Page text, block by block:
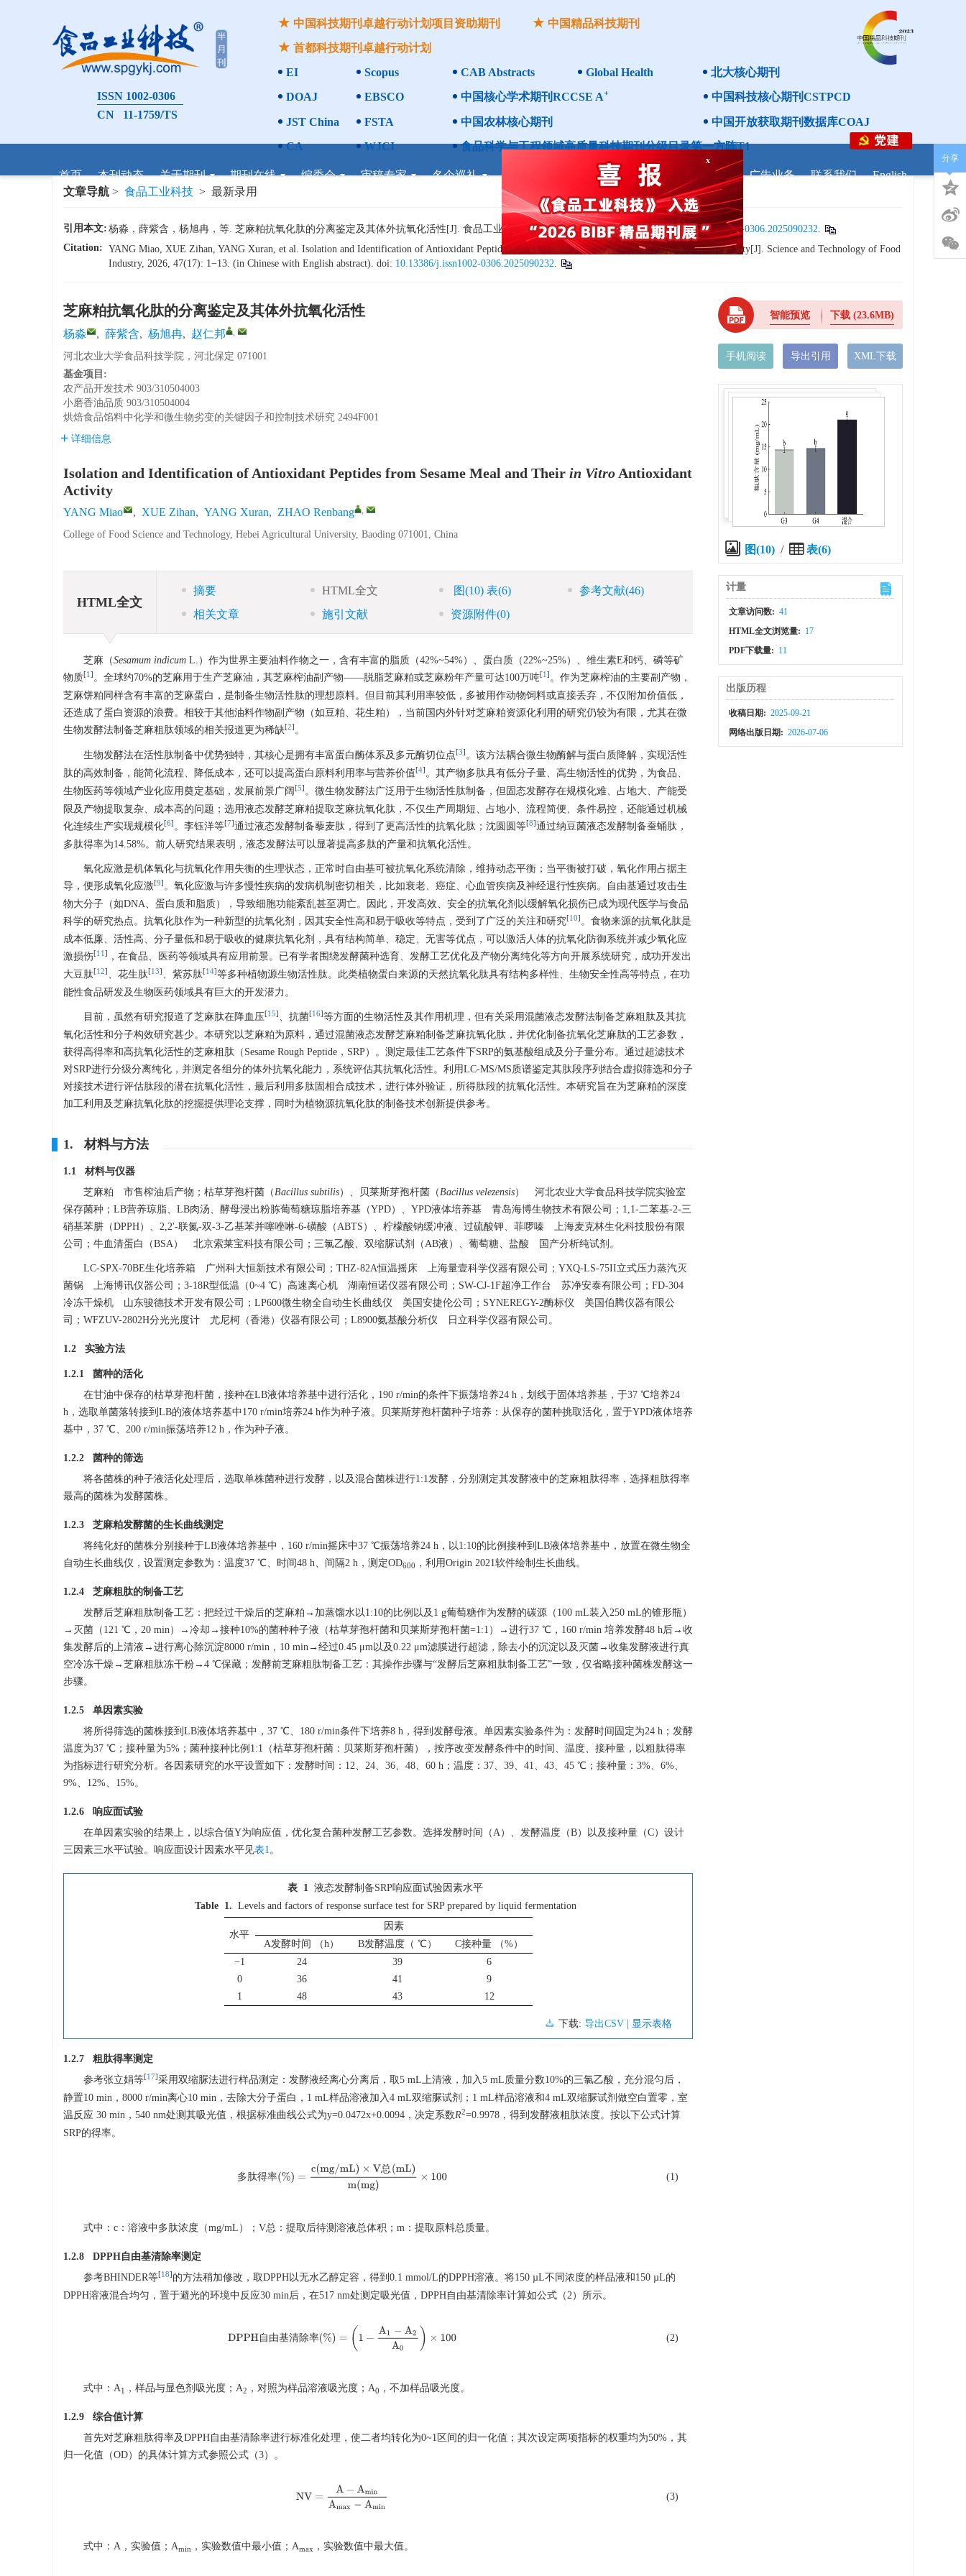
ISSN 1002-0306
CN 11-1759/TS
中国科技期刊卓越行动计划项目资助期刊
中国精品科技期刊
首都科技期刊卓越行动计划
EI
Scopus CAB Abstracts Global Health
北大核心期刊
DOAJ
EBSCO 中国核心学术期刊RCCSE A+ 中国科技核心期刊CSTPCD
JST China FSTA 中国农林核心期刊
中国开放获取期刊数据库COAJ
CA
WJCI 食品科学与工程领域高质量科技期刊分级目录第一方阵T1
首页 本刊动态 关于期刊 期刊在线 编委会 审稿专家 名企巡礼 论坛专题 考研调剂 学者之家 广告业务 联系我们
English
文章导航 > 食品工业科技 > 最新录用
引用本文: 杨淼，薛紫含，杨旭冉，等. 芝麻粕抗氧化肽的分离鉴定及其体外抗氧化活性[J]. 食品工业科技，2026，47（17）：1−13. doi:10.13386/j.issn1002-0306.2025090232.
Citation: YANG Miao, XUE Zihan, YANG Xuran, et al. Isolation and Identification of Antioxidant Peptides from Sesame Meal and Theirin VitroAntioxidant Activity[J]. Science and Technology of Food
Industry, 2026, 47(17): 1−13. (in Chinese with English abstract). doi: 10.13386/j.issn1002-0306.2025090232.
芝麻粕抗氧化肽的分离鉴定及其体外抗氧化活性
杨淼 , 薛紫含, 杨旭冉, 赵仁邦 ,
河北农业大学食品科技学院，河北保定 071001
基金项目:
农产品开发技术 903/310504003
小磨香油品质 903/310504004
烘焙食品馅料中化学和微生物劣变的关键因子和控制技术研究 2494F001
详细信息
Isolation and Identification of Antioxidant Peptides from Sesame Meal and Their in Vitro Antioxidant
Activity
YANG Miao , XUE Zihan, YANG Xuran, ZHAO Renbang ,
College of Food Science and Technology, Hebei Agricultural University, Baoding 071001, China
HTML全文
摘要 HTML全文 图(10) 表(6) 参考文献(46)
相关文章
施引文献 资源附件(0)
芝麻（Sesamum indicum L.）作为世界主要油料作物之一，含有丰富的脂质（42%~54%）、蛋白质（22%~25%）、维生素E和钙、磷等矿
物质[1 ] 。全球约70%的芝麻用于生产芝麻油，其芝麻榨油副产物——脱脂芝麻粕或芝麻粉年产量可达100万吨[1 ] 。作为芝麻榨油的主要副产物，
芝麻饼粕同样含有丰富的芝麻蛋白，是制备生物活性肽的理想原料。但目前其利用率较低，多被用作动物饲料或直接丢弃，不仅附加价值低，
还造成了蛋白资源的浪费。相较于其他油料作物副产物（如豆粕、花生粕），当前国内外针对芝麻粕资源化利用的研究仍较为有限，尤其在微
生物发酵法制备芝麻粗肽领域的相关报道更为稀缺[2] 。
生物发酵法在活性肽制备中优势独特，其核心是拥有丰富蛋白酶体系及多元酶切位点[3] 。该方法耦合微生物酶解与蛋白质降解，实现活性
肽的高效制备，能简化流程、降低成本，还可以提高蛋白原料利用率与营养价值[4] 。其产物多肽具有低分子量、高生物活性的优势，为食品、
生物医药等领域产业化应用奠定基础，发展前景广阔 [5] 。微生物发酵法广泛用于生物活性肽制备，但固态发酵存在规模化难、占地大、产能受
限及产物提取复杂、成本高的问题；选用液态发酵芝麻粕提取芝麻抗氧化肽，不仅生产周期短、占地小、流程简便、条件易控，还能通过机械
化连续生产实现规模化[6] 。李钰洋等[7]通过液态发酵制备藜麦肽，得到了更高活性的抗氧化肽；沈圆圆等[8]通过纳豆菌液态发酵制备蚕蛹肽，
多肽得率为14.58%。前人研究结果表明，液态发酵法可以显著提高多肽的产量和抗氧化活性。
氧化应激是机体氧化与抗氧化作用失衡的生理状态，正常时自由基可被抗氧化系统清除，维持动态平衡；当平衡被打破，氧化作用占据主
导，便形成氧化应激[9] 。氧化应激与许多慢性疾病的发病机制密切相关，比如衰老、癌症、心血管疾病及神经退行性疾病。自由基通过攻击生
物大分子（如DNA、蛋白质和脂质），导致细胞功能紊乱甚至凋亡。因此，开发高效、安全的抗氧化剂以缓解氧化损伤已成为现代医学与食品
科学的研究热点。抗氧化肽作为一种新型的抗氧化剂，因其安全性高和易于吸收等特点，受到了广泛的关注和研究[10] 。食物来源的抗氧化肽是
成本低廉、活性高、分子量低和易于吸收的健康抗氧化剂，具有结构简单、稳定、无害等优点，可以激活人体的抗氧化防御系统并减少氧化应
激损伤[11 ]
，在食品、医药等领域具有应用前景。已有学者围绕发酵菌种选育、发酵工艺优化及产物分离纯化等方向开展系统研究，成功开发出
大豆肽[12] 、花生肽[13] 、紫苏肽[14]等多种植物源生物活性肽。此类植物蛋白来源的天然抗氧化肽具有结构多样性、生物安全性高等特点，在功
能性食品研发及生物医药领域具有巨大的开发潜力。
目前，虽然有研究报道了芝麻肽在降血压[15] 、抗菌[16]等方面的生物活性及其作用机理，但有关采用混菌液态发酵法制备芝麻粗肽及其抗
氧化活性和分子构效研究甚少。本研究以芝麻粕为原料，通过混菌液态发酵芝麻粕制备芝麻抗氧化肽，并优化制备抗氧化芝麻肽的工艺参数，
获得高得率和高抗氧化活性的芝麻粗肽（Sesame Rough Peptide，SRP）。测定最佳工艺条件下SRP的氨基酸组成及分子量分布。通过超滤技术
对SRP进行分级分离纯化，并测定各组分的体外抗氧化能力，系统评估其抗氧化活性。利用LC-MS/MS质谱鉴定其肽段序列结合虚拟筛选和分子
对接技术进行评估肽段的潜在抗氧化活性，最后利用多肽固相合成技术，进行体外验证，所得肽段的抗氧化活性。本研究旨在为芝麻粕的深度
加工利用及芝麻抗氧化肽的挖掘提供理论支撑，同时为植物源抗氧化肽的制备技术创新提供参考。
1. 材料与方法
1.1 材料与仪器
芝麻粕 市售榨油后产物；枯草芽孢杆菌（Bacillus subtilis）、贝莱斯芽孢杆菌（Bacillus velezensis） 河北农业大学食品科技学院实验室
保存菌种；LB营养琼脂、LB肉汤、酵母浸出粉胨葡萄糖琼脂培养基（YPD）、YPD液体培养基 青岛海博生物技术有限公司；1,1-二苯基-2-三
硝基苯肼（DPPH）、2,2'-联氮-双-3-乙基苯并噻唑啉-6-磺酸（ABTS）、柠檬酸钠缓冲液、过硫酸钾、菲啰嗪 上海麦克林生化科技股份有限
公司；牛血清蛋白（BSA） 北京索莱宝科技有限公司；三氯乙酸、双缩脲试剂（AB液）、葡萄糖、盐酸 国产分析纯试剂。
LC-SPX-70BE生化培养箱 广州科大恒新技术有限公司；THZ-82A恒温摇床 上海量壹科学仪器有限公司；YXQ-LS-75II立式压力蒸汽灭
菌锅 上海博讯仪器公司；3-18R型低温（0~4 ℃）高速离心机 湖南恒诺仪器有限公司；SW-CJ-1F超净工作台 苏净安泰有限公司；FD-304
冷冻干燥机 山东骏德技术开发有限公司；LP600微生物全自动生长曲线仪 美国安捷伦公司；SYNEREGY-2酶标仪 美国伯腾仪器有限公
司；WFZUV-2802H分光光度计 尤尼柯（香港）仪器有限公司；L8900氨基酸分析仪 日立科学仪器有限公司。
1.2 实验方法
1.2.1 菌种的活化
在甘油中保存的枯草芽孢杆菌，接种在LB液体培养基中进行活化，190 r/min的条件下振荡培养24 h，划线于固体培养基，于37 ℃培养24
h，选取单菌落转接到LB的液体培养基中170 r/min培养24 h作为种子液。贝莱斯芽孢杆菌种子培养：从保存的菌种挑取活化，置于YPD液体培养
基中，37 ℃、200 r/min振荡培养12 h，作为种子液。
1.2.2 菌种的筛选
将各菌株的种子液活化处理后，选取单株菌种进行发酵，以及混合菌株进行1:1发酵，分别测定其发酵液中的芝麻粗肽得率，选择粗肽得率
最高的菌株为发酵菌株。
1.2.3 芝麻粕发酵菌的生长曲线测定
将纯化好的菌株分别接种于LB液体培养基中，160 r/min摇床中37 ℃振荡培养24 h，以1:10的比例接种到LB液体培养基中，放置在微生物全
自动生长曲线仪，设置测定参数为：温度37 ℃、时间48 h、间隔2 h，测定OD600 ，利用Origin 2021软件绘制生长曲线。
1.2.4 芝麻粗肽的制备工艺
发酵后芝麻粗肽制备工艺：把经过干燥后的芝麻粕→加蒸馏水以1:10的比例以及1 g葡萄糖作为发酵的碳源（100 mL装入250 mL的锥形瓶）
→灭菌（121 ℃，20 min）→冷却→接种10%的菌种种子液（枯草芽孢杆菌和贝莱斯芽孢杆菌=1:1）→进行37 ℃，160 r/min 培养发酵48 h后→收
集发酵后的上清液→进行离心除沉淀8000 r/min，10 min→经过0.45 μm以及0.22 μm滤膜进行超滤，除去小的沉淀以及灭菌→收集发酵液进行真
空冷冻干燥→芝麻粗肽冻干粉→4 ℃保藏；发酵前芝麻粗肽制备工艺：其操作步骤与“发酵后芝麻粗肽制备工艺”一致，仅省略接种菌株发酵这一
步骤。
1.2.5 单因素实验
将所得筛选的菌株接到LB液体培养基中，37 ℃、180 r/min条件下培养8 h，得到发酵母液。单因素实验条件为：发酵时间固定为24 h；发酵
温度为37 ℃；接种量为5%；菌种接种比例1:1（枯草芽孢杆菌：贝莱斯芽孢杆菌），按序改变发酵条件中的时间、温度、接种量，以粗肽得率
为指标进行研究分析。各因素研究的水平设置如下：发酵时间：12、24、36、48、60 h；温度：37、39、41、43、45 ℃；接种量：3%、6%、
9%、12%、15%。
1.2.6 响应面试验
在单因素实验的结果上，以综合值Y为响应值，优化复合菌种发酵工艺参数。选择发酵时间（A）、发酵温度（B）以及接种量（C）设计
三因素三水平试验。响应面设计因素水平见表1。
表 1 液态发酵制备SRP响应面试验因素水平
Table 1. Levels and factors of response surface test for SRP prepared by liquid fermentation
水平
因素
A发酵时间 （h）
B发酵温度（ ℃）
C接种量 （%）
−1
24 39
6
0
36 41
9
1
48 43 12
下载: 导出CSV | 显示表格
1.2.7 粗肽得率测定
参考张立娟等[17]采用双缩脲法进行样品测定：发酵液经离心分离后，取5 mL上清液，加入5 mL质量分数10%的三氯乙酸，充分混匀后，
静置10 min，8000 r/min离心10 min，去除大分子蛋白，1 mL样品溶液加入4 mL双缩脲试剂；1 mL样品溶液和4 mL双缩脲试剂做空白置零，室
温反应 30 min，540 nm处测其吸光值，根据标准曲线公式为y=0.0472x+0.0094，决定系数R2=0.9978，得到发酵液粗肽浓度。按以下公式计算
SRP的得率。
多肽得率
总
多肽 得 率 % (mg/mL)×V 总 (mL) m(mg
(1)
式中：c：溶液中多肽浓度（mg/mL）；V总：提取后待测溶液总体积；m：提取原料总质量。
1.2.8 DPPH自由基清除率测定
参考BHINDER等[18] 的方法稍加修改，取DPPH以无水乙醇定容，得到0.1 mmol/L的DPPH溶液。将150 µL不同浓度的样品液和150 µL的
DPPH溶液混合均匀，置于避光的环境中反应30 min后，在517 nm处测定吸光值，DPPH自由基清除率计算如公式（2）所示。
自由基清除率
DPPH自由基清除率( =( 1 1−A2A0)×100
(2)
式中：A1 ，样品与显色剂吸光度；A2 ，对照为样品溶液吸光度；A0 ，不加样品吸光度。
1.2.9 综合值计算
首先对芝麻粗肽得率及DPPH自由基清除率进行标准化处理，使二者均转化为0~1区间的归一化值；其次设定两项指标的权重均为50%，其
归一化值（OD）的具体计算方式参照公式（3）。
NV= Am nAmax−
(3)
式中：A，实验值；Amin ，实验数值中最小值；Amax ，实验数值中最大值。
智能预览 下载(23.6MB)
手机阅读 导出引用 XML下载
图(10) / 表(6)
计量
文章访问数: 41
HTML全文浏览量: 17
PDF下载量: 11
出版历程
收稿日期: 2025-09-21
网络出版日期: 2026-07-06
分享